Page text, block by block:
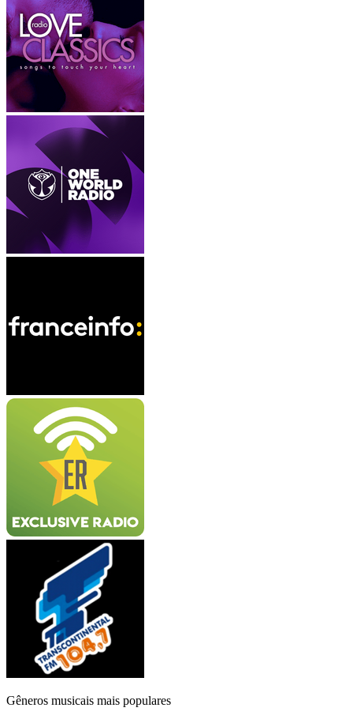
Gêneros musicais mais populares